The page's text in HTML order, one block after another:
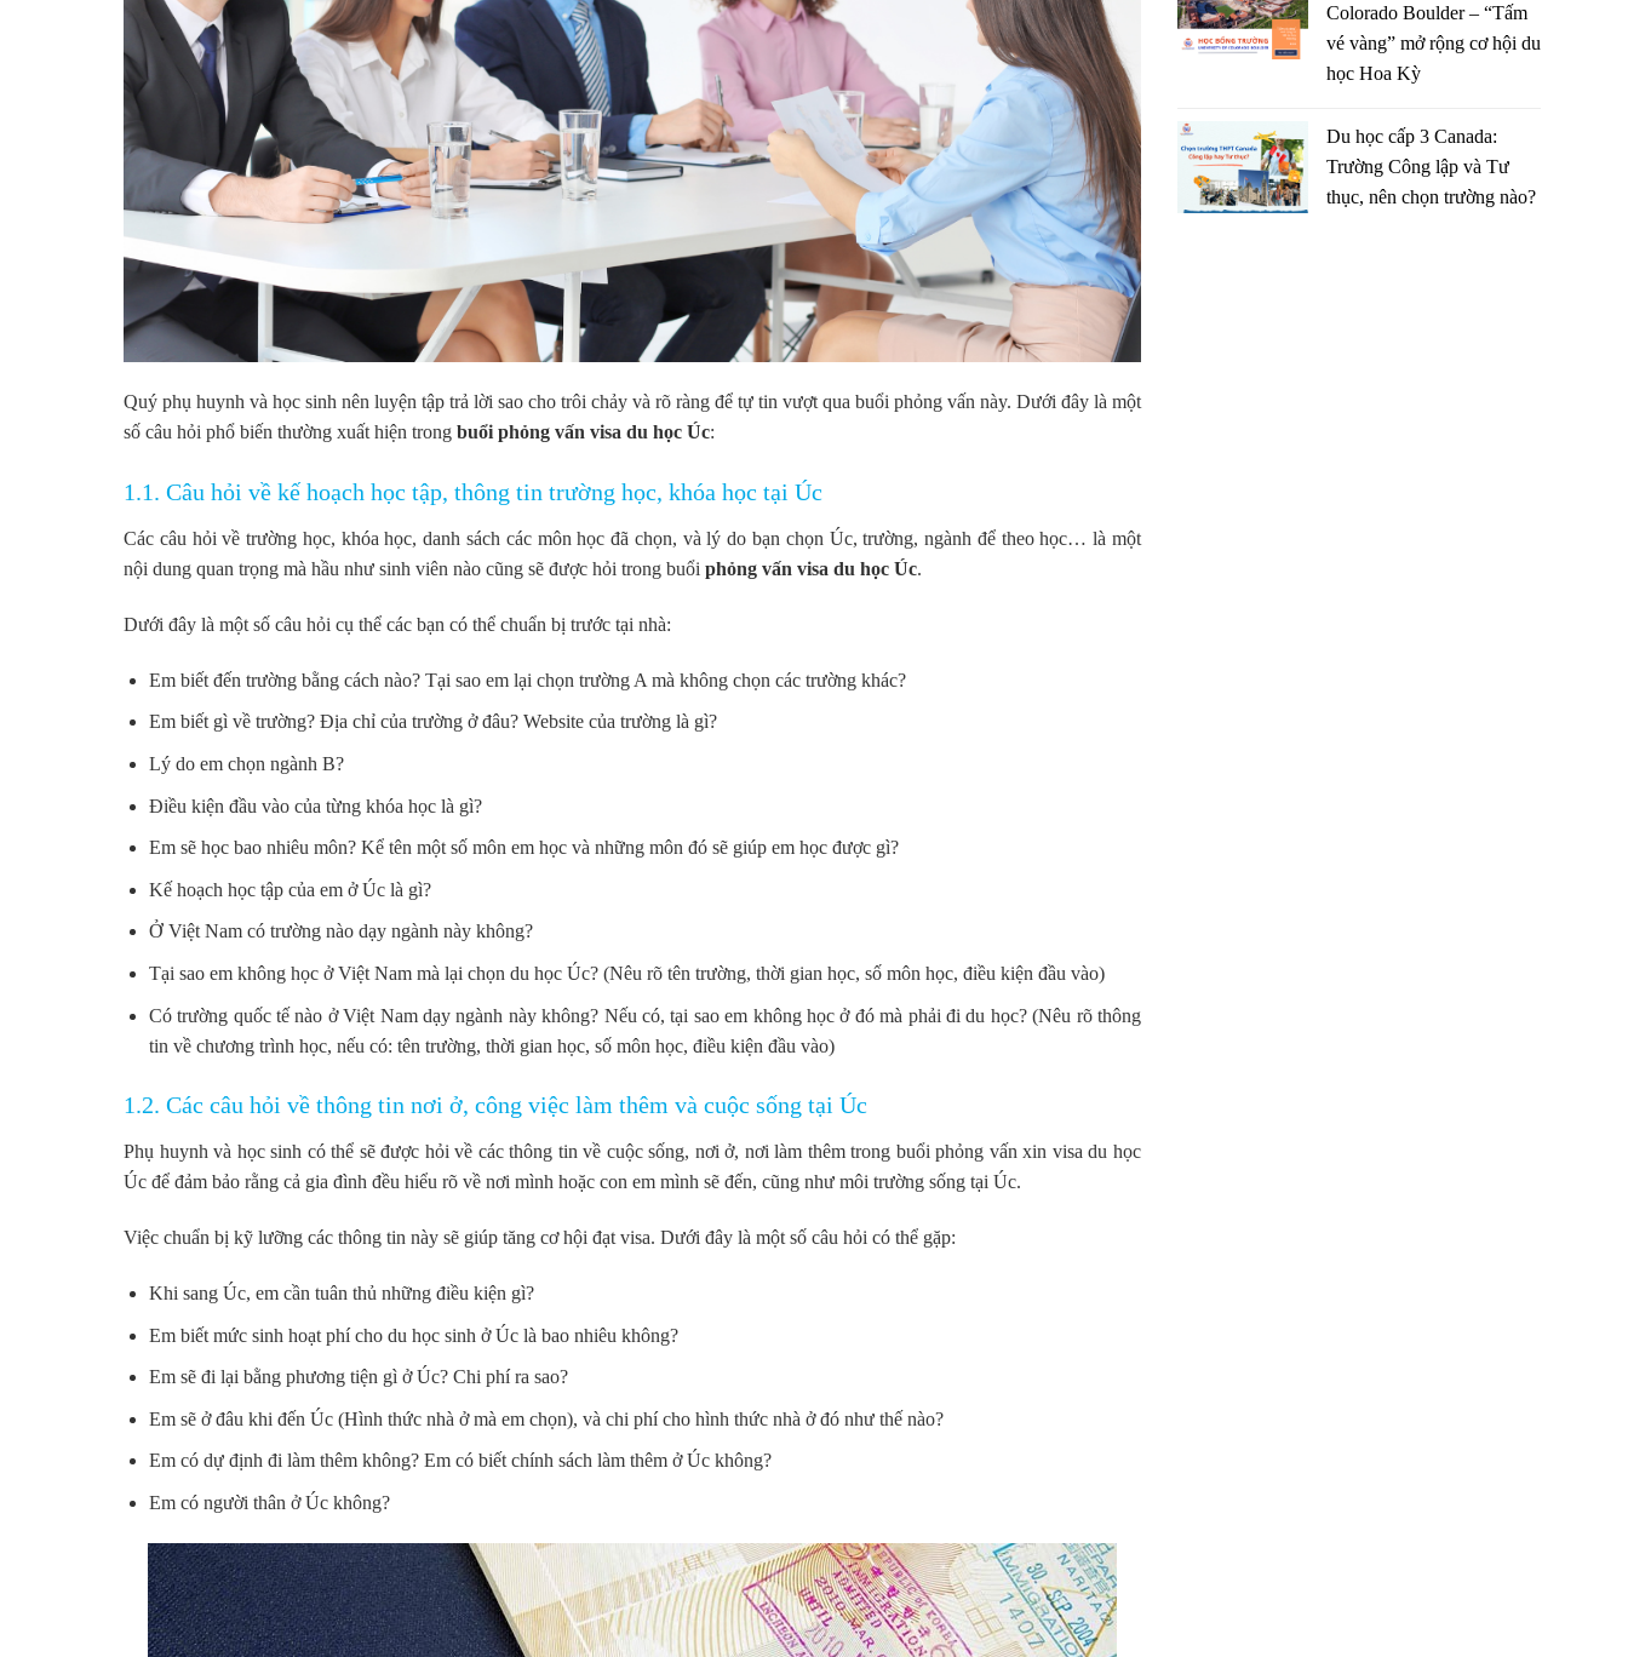
Quý phụ huynh và học sinh nên luyện tập trả lời sao cho trôi chảy và rõ ràng để tự tin vượt qua buổi phỏng vấn này. Dưới đây là một
số câu hỏi phổ biến thường xuất hiện trong buổi phỏng vấn visa du học Úc:
1.1. Câu hỏi về kế hoạch học tập, thông tin trường học, khóa học tại Úc
Các câu hỏi về trường học, khóa học, danh sách các môn học đã chọn, và lý do bạn chọn Úc, trường, ngành để theo học… là một
nội dung quan trọng mà hầu như sinh viên nào cũng sẽ được hỏi trong buổi phỏng vấn visa du học Úc.
Dưới đây là một số câu hỏi cụ thể các bạn có thể chuẩn bị trước tại nhà:
Em biết đến trường bằng cách nào? Tại sao em lại chọn trường A mà không chọn các trường khác?
Em biết gì về trường? Địa chỉ của trường ở đâu? Website của trường là gì?
Lý do em chọn ngành B?
Điều kiện đầu vào của từng khóa học là gì?
Em sẽ học bao nhiêu môn? Kể tên một số môn em học và những môn đó sẽ giúp em học được gì?
Kế hoạch học tập của em ở Úc là gì?
Ở Việt Nam có trường nào dạy ngành này không?
Tại sao em không học ở Việt Nam mà lại chọn du học Úc? (Nêu rõ tên trường, thời gian học, số môn học, điều kiện đầu vào)
Có trường quốc tế nào ở Việt Nam dạy ngành này không? Nếu có, tại sao em không học ở đó mà phải đi du học? (Nêu rõ thông
tin về chương trình học, nếu có: tên trường, thời gian học, số môn học, điều kiện đầu vào)
1.2. Các câu hỏi về thông tin nơi ở, công việc làm thêm và cuộc sống tại Úc
Phụ huynh và học sinh có thể sẽ được hỏi về các thông tin về cuộc sống, nơi ở, nơi làm thêm trong buổi phỏng vấn xin visa du học
Úc để đảm bảo rằng cả gia đình đều hiểu rõ về nơi mình hoặc con em mình sẽ đến, cũng như môi trường sống tại Úc.
Việc chuẩn bị kỹ lưỡng các thông tin này sẽ giúp tăng cơ hội đạt visa. Dưới đây là một số câu hỏi có thể gặp:
Khi sang Úc, em cần tuân thủ những điều kiện gì?
Em biết mức sinh hoạt phí cho du học sinh ở Úc là bao nhiêu không?
Em sẽ đi lại bằng phương tiện gì ở Úc? Chi phí ra sao?
Em sẽ ở đâu khi đến Úc (Hình thức nhà ở mà em chọn), và chi phí cho hình thức nhà ở đó như thế nào?
Em có dự định đi làm thêm không? Em có biết chính sách làm thêm ở Úc không?
Em có người thân ở Úc không?
Colorado Boulder – “Tấm
vé vàng” mở rộng cơ hội du
học Hoa Kỳ
Du học cấp 3 Canada:
Trường Công lập và Tư
thục, nên chọn trường nào?